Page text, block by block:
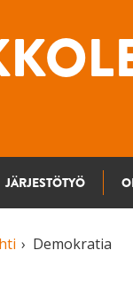
JÄRJESTÖTYÖ
Demokratia